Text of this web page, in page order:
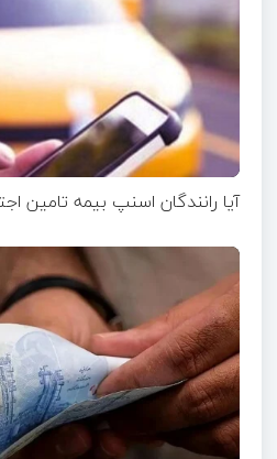
آیا رانندگان اسنپ بیمه تامین